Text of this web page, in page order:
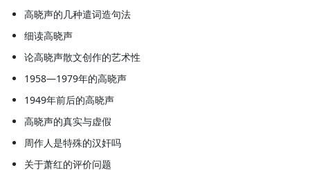
高晓声的几种遣词造句法
细读高晓声
论高晓声散文创作的艺术性
1958—1979年的高晓声
1949年前后的高晓声
高晓声的真实与虚假
周作人是特殊的汉奸吗
关于萧红的评价问题